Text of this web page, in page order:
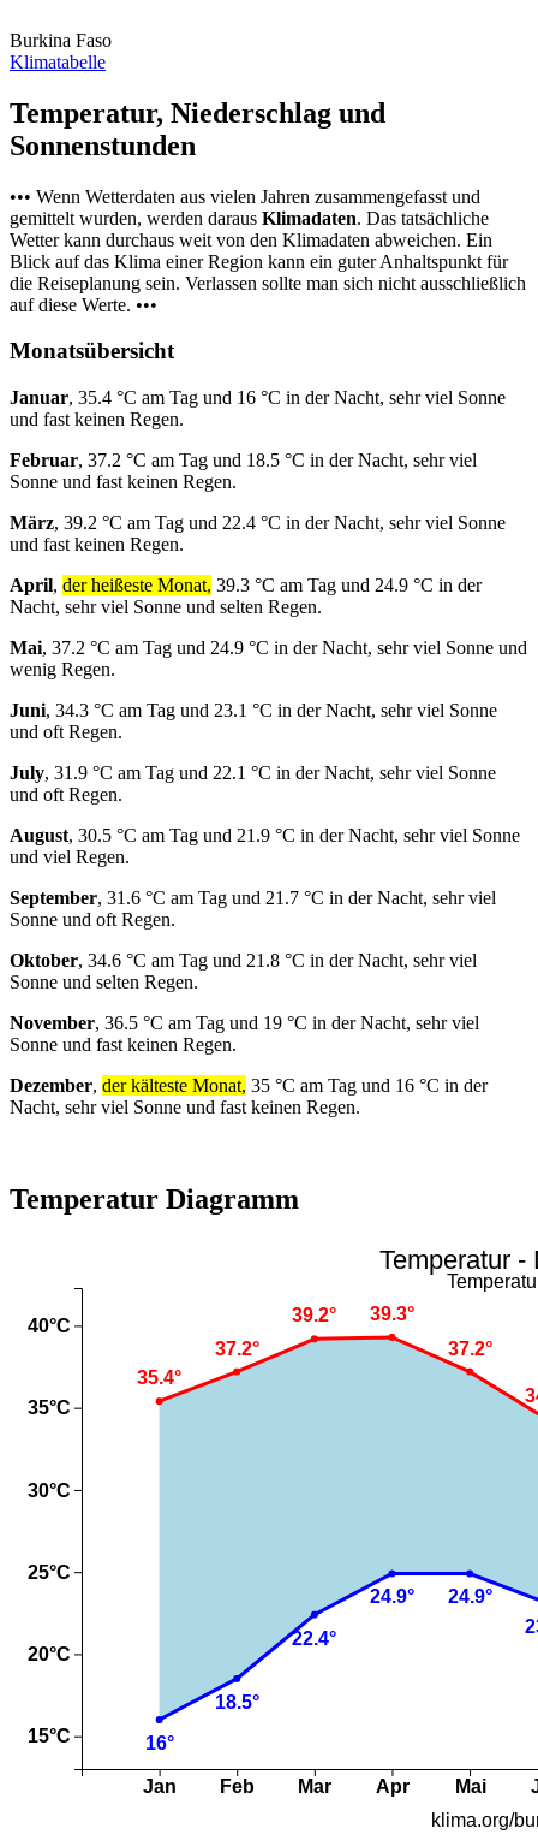
Burkina Faso
Klimatabelle
Temperatur, Niederschlag und
Sonnenstunden
••• Wenn Wetterdaten aus vielen Jahren zusammengefasst und
gemittelt wurden, werden daraus Klimadaten. Das tatsächliche
Wetter kann durchaus weit von den Klimadaten abweichen. Ein
Blick auf das Klima einer Region kann ein guter Anhaltspunkt für
die Reiseplanung sein. Verlassen sollte man sich nicht ausschließlich
auf diese Werte. •••
Monatsübersicht
Januar, 35.4 °C am Tag und 16 °C in der Nacht, sehr viel Sonne
und fast keinen Regen.
Februar, 37.2 °C am Tag und 18.5 °C in der Nacht, sehr viel
Sonne und fast keinen Regen.
März, 39.2 °C am Tag und 22.4 °C in der Nacht, sehr viel Sonne
und fast keinen Regen.
April, der heißeste Monat, 39.3 °C am Tag und 24.9 °C in der
Nacht, sehr viel Sonne und selten Regen.
Mai, 37.2 °C am Tag und 24.9 °C in der Nacht, sehr viel Sonne und
wenig Regen.
Juni, 34.3 °C am Tag und 23.1 °C in der Nacht, sehr viel Sonne
und oft Regen.
July, 31.9 °C am Tag und 22.1 °C in der Nacht, sehr viel Sonne
und oft Regen.
August, 30.5 °C am Tag und 21.9 °C in der Nacht, sehr viel Sonne
und viel Regen.
September, 31.6 °C am Tag und 21.7 °C in der Nacht, sehr viel
Sonne und oft Regen.
Oktober, 34.6 °C am Tag und 21.8 °C in der Nacht, sehr viel
Sonne und selten Regen.
November, 36.5 °C am Tag und 19 °C in der Nacht, sehr viel
Sonne und fast keinen Regen.
Dezember, der kälteste Monat, 35 °C am Tag und 16 °C in der
Nacht, sehr viel Sonne und fast keinen Regen.
Temperatur Diagramm